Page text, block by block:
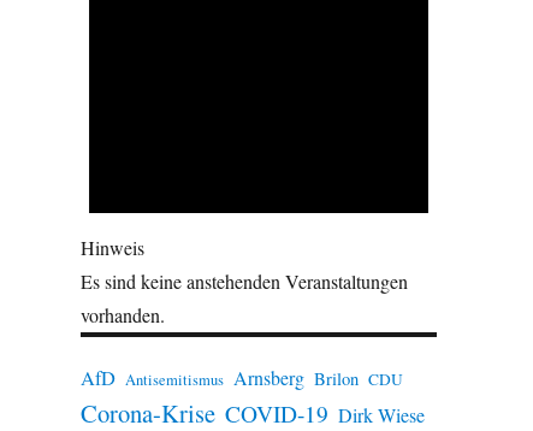
Hinweis
Es sind keine anstehenden Veranstaltungen
vorhanden.
AfD Antisemitismus Arnsberg Brilon CDU
Corona-Krise COVID-19 Dirk Wiese